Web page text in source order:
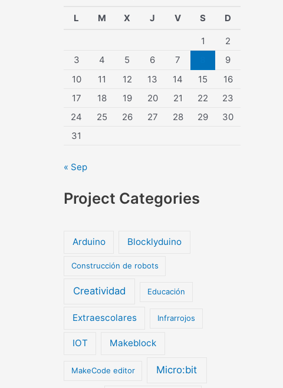
L M X J V S D
1
2
3
4 5 6 7
9
10
11 12 13 14 15
16
17
18 19 20 21 22
23
24
25 26 27 28 29
30
31
« Sep
Project Categories
Arduino Blocklyduino
Construcción de robots
Creatividad Educación
Extraescolares Infrarrojos
IOT Makeblock
MakeCode editor Micro:bit